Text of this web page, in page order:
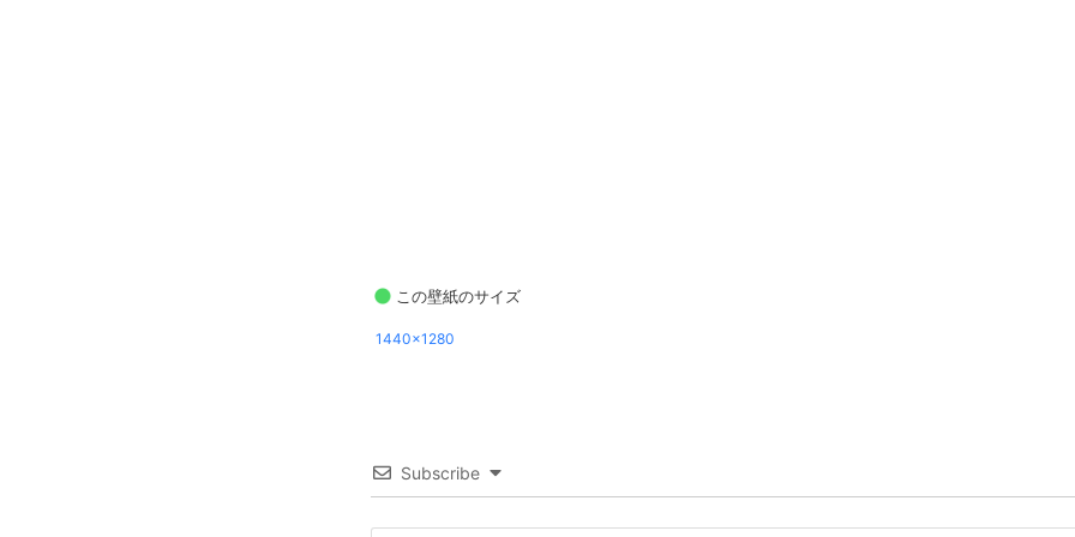
この壁紙のサイズ
1440x1280
Subscribe